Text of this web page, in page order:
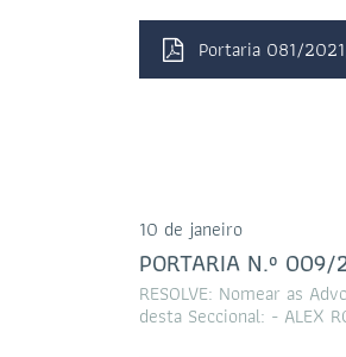
Portaria 081/
10 de janeiro
PORTARIA N.º
RESOLVE: Nomear as
desta Seccional: - ALEX